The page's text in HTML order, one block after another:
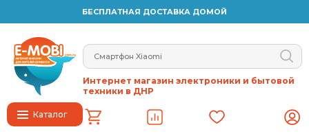
БЕСПЛАТНАЯ ДОСТАВКА ДОМОЙ
Каталог
Интернет магазин электроники и бытовой
техники в ДНР